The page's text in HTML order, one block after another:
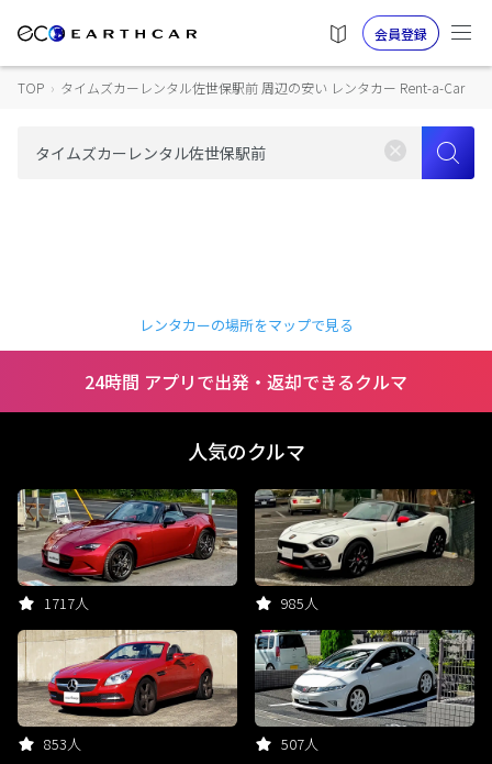
会員登録
TOP › タイムズカーレンタル佐世保駅前 周辺の安い レンタカー Rent-a-Car
レンタカーの場所をマップで見る
24時間 アプリで出発・返却できるクルマ
人気のクルマ
1717人 985人
853人 507人